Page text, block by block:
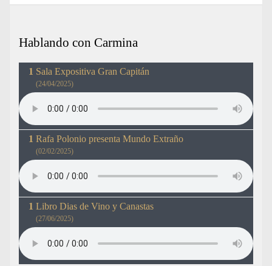
Hablando con Carmina
Sala Expositiva Gran Capitán
(24/04/2025)
Rafa Polonio presenta Mundo Extraño
(02/02/2025)
Libro Dias de Vino y Canastas
(27/06/2025)